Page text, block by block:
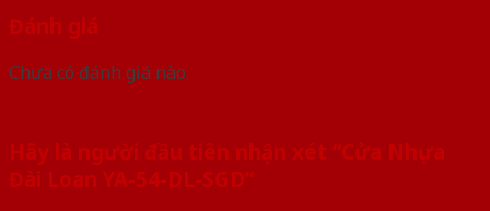
Đánh giá
Chưa có đánh giá nào.
Hãy là người đầu tiên nhận xét “Cửa Nhựa
Đài Loan YA-54-DL-SGD”